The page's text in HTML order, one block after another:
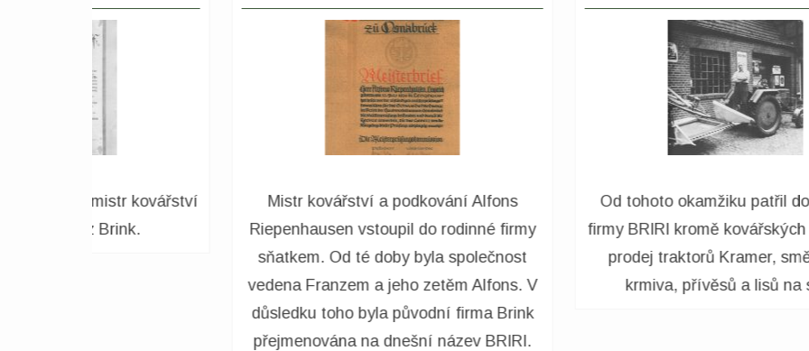
Od tohoto okamžiku patřil do nabídky
firmy BRIRI kromě kovářských prací také
prodej traktorů Kramer, směšovačů
krmiva, přívěsů a lisů na seno.
Zpočátku byl hlavní důraz kladen pouze
na prodej zemědělských strojů, ale
později se k tomu přidaly také opravy a
výroba zemědělských strojů. Byly
vybudovány dopravníky balíků a
instalovány směšovací zařízení.